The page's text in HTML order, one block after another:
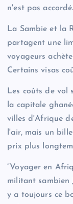
n'est pas accordé.
La Sambie et la
partagent une
voyageurs
Certains visas
Les coûts de vol
la capitale
villes d'Afrique
l'air, mais un
prix plus
“Voyager en
militant sambien
y a toujours ce